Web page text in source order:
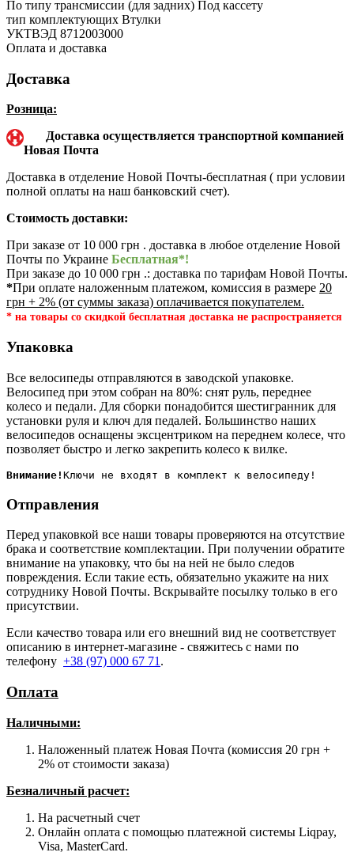
По типу трансмиссии (для задних) Под кассету
тип комплектующих Втулки
УКТВЭД 8712003000
Оплата и доставка
Доставка
Розница:
Доставка осуществляется транспортной компанией
Новая Почта
Доставка в отделение Новой Почты-бесплатная ( при условии
полной оплаты на наш банковский счет).
Стоимость доставки:
При заказе от 10 000 грн . доставка в любое отделение Новой
Почты по Украине Бесплатная*!
При заказе до 10 000 грн .: доставка по тарифам Новой Почты.
*При оплате наложенным платежом, комиссия в размере 20
грн + 2% (от суммы заказа) оплачивается покупателем.
* на товары со скидкой бесплатная доставка не распространяется
Упаковка
Все велосипеды отправляются в заводской упаковке.
Велосипед при этом собран на 80%: снят руль, переднее
колесо и педали. Для сборки понадобится шестигранник для
установки руля и ключ для педалей. Большинство наших
велосипедов оснащены эксцентриком на переднем колесе, что
позволяет быстро и легко закрепить колесо к вилке.
Внимание!
Отправления
Перед упаковкой все наши товары проверяются на отсутствие
брака и соответствие комплектации. При получении обратите
внимание на упаковку, что бы на ней не было следов
повреждения. Если такие есть, обязательно укажите на них
сотруднику Новой Почты. Вскрывайте посылку только в его
присутствии.
Если качество товара или его внешний вид не соответствует
описанию в интернет-магазине - свяжитесь с нами по
телефону +38 (97) 000 67 71 .
Оплата
Наличными:
Наложенный платеж Новая Почта (комиссия 20 грн +
2% от стоимости заказа)
Безналичный расчет:
На расчетный счет
Онлайн оплата с помощью платежной системы Liqpay,
Visa, MasterCard.